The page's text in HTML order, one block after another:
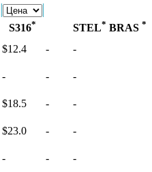
S316* STEL* BRAS *
$12.4 - -
- - -
$18.5 - -
$23.0 - -
- - -